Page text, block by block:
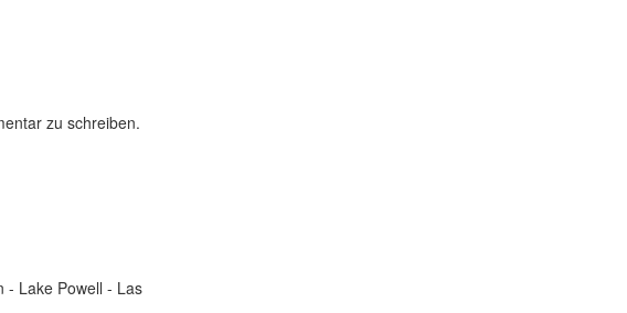
zu schreiben.
- Lake Powell - Las